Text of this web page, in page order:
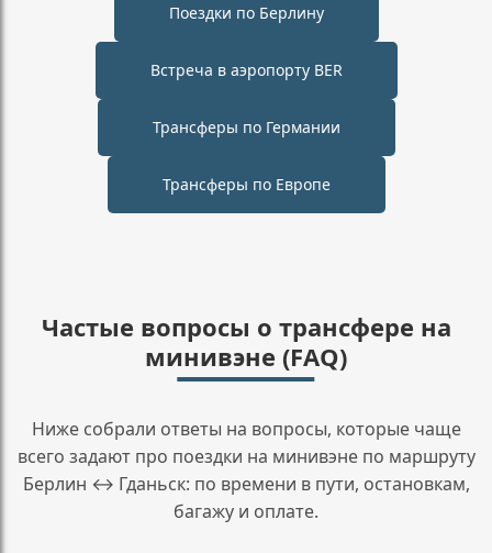
Поездки по Берлину
Встреча в аэропорту BER
Трансферы по Германии
Трансферы по Европе
Частые вопросы о трансфере на
минивэне (FAQ)
Ниже собрали ответы на вопросы, которые чаще
всего задают про поездки на минивэне по маршруту
Берлин ↔ Гданьск: по времени в пути, остановкам,
багажу и оплате.